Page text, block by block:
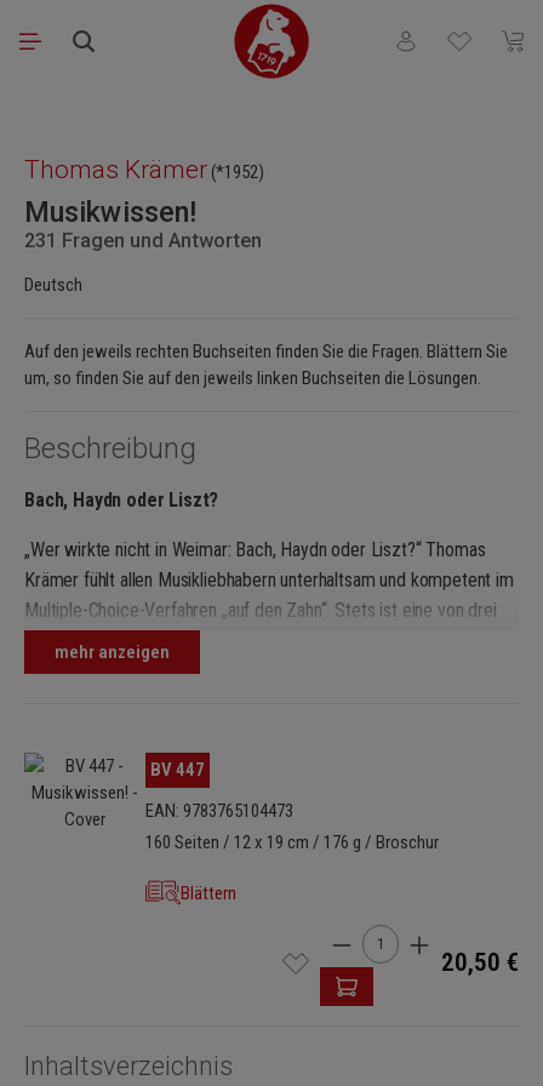
Zum Hauptinhalt springen
Du hast 0
Thomas Krämer (*1952)
Musikwissen!
231 Fragen und Antworten
Deutsch
Auf den jeweils rechten Buchseiten finden Sie die Fragen. Blättern Sie
um, so finden Sie auf den jeweils linken Buchseiten die Lösungen.
Beschreibung
Bach, Haydn oder Liszt?
„Wer wirkte nicht in Weimar: Bach, Haydn oder Liszt?“ Thomas
Krämer fühlt allen Musikliebhabern unterhaltsam und kompetent im
Multiple-Choice-Verfahren „auf den Zahn“. Stets ist eine von drei
vorgeschlagenen Lösungen die richtige. Aber nicht nur
Musikgeschichte und Komponisten werden abgefragt – auch
natürlich: 231 Antworten! Testen Sie Ihr Musikwissen …
mehr anzeigen
Bildergalerie überspringen
BV 447
EAN: 9783765104473
160 Seiten / 12 x 19 cm / 176 g / Broschur
Blättern
Produkt Anzahl: Gib
20,50 €
Inhaltsverzeichnis